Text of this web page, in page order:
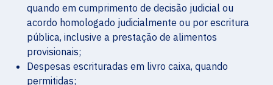
quando em cumprimento de decisão judicial ou
acordo homologado judicialmente ou por escritura
pública, inclusive a prestação de alimentos
provisionais;
Despesas escrituradas em livro caixa, quando
permitidas;